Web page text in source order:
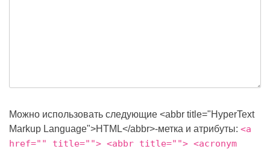
Можно использовать следующие <abbr title="HyperText
Markup Language">HTML</abbr>-метка и атрибуты: <a
href="" title=""> <abbr title=""> <acronym